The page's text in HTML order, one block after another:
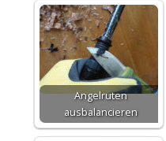
Angelruten
ausbalancieren